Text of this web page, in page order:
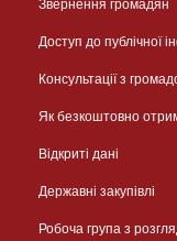
Звернення громадян
Доступ до публічної
Консультації з
Як безкоштовно
Відкриті дані
Державні закупівлі
Робоча група з